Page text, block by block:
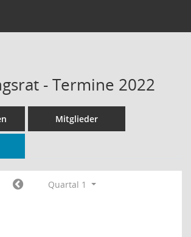
- Termine 2022
Mitglieder
Quartal 1